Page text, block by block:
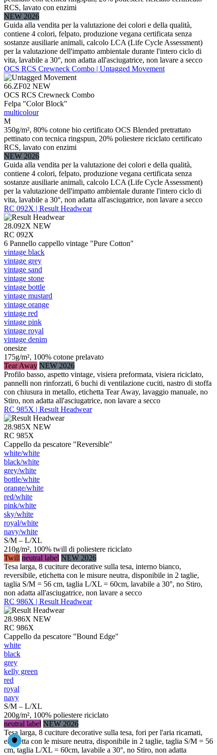
RCS, lavato con enzimi
NEW 2026
Guida alla vendita per la valutazione dei colori e della qualità,
contiene 4 colori, felpato, produzione vegana certificata senza
sostanze ausiliarie animali, calcolo LCA (Life Cycle Assessment)
per la valutazione dell'impatto ambientale durante l'intero ciclo di
vita, lavabile a 30°, non adatta all'asciugatrice, non lavare a secco
OCS RCS Crewneck Combo | Untagged Movement
66.ZF02 NEW
OCS RCS Crewneck Combo
Felpa "Color Block"
multicolour
M
350g/m², 80% cotone bio certificato OCS Blended pretrattato
pettinato con tecnica ringspun, 20% poliestere riciclato certificato
RCS, lavato con enzimi
NEW 2026
Guida alla vendita per la valutazione dei colori e della qualità,
contiene 4 colori, felpato, produzione vegana certificata senza
sostanze ausiliarie animali, calcolo LCA (Life Cycle Assessment)
per la valutazione dell'impatto ambientale durante l'intero ciclo di
vita, lavabile a 30°, non adatta all'asciugatrice, non lavare a secco
RC 092X | Result Headwear
28.092X NEW
RC 092X
6 Pannello cappello vintage "Pure Cotton"
vintage black
vintage grey
vintage sand
vintage stone
vintage bottle
vintage mustard
vintage orange
vintage red
vintage pink
vintage royal
vintage denim
onesize
175g/m², 100% cotone prelavato
Tear Away NEW 2026
Profilo basso, aspetto vintage, visiera preformata, visiera riciclato,
pannelli non rinforzati, 6 buchi di ventilazione cuciti, nastro di stoffa
con chiusura in metallo, etichetta Tear Away, lavaggio manuale, no
Stiro, non adatta all'asciugatrice, non lavare a secco
RC 985X | Result Headwear
28.985X NEW
RC 985X
Cappello da pescatore "Reversible"
white/​white
black/​white
grey/​white
bottle/​white
orange/​white
red/​white
pink/​white
sky/​white
royal/​white
navy/​white
S/M – L/XL
210g/m², 100% twill di poliestere riciclato
Twill neutral label NEW 2026
Tesa larga, 8 cuciture decorative sulla tesa, interno bianco,
reversibile, etichetta con le misure neutra, disponibile in 2 taglie,
taglia S/M = 56 cm, taglia L/XL = 60cm, lavabile a 30°, no Stiro,
non adatta all'asciugatrice, non lavare a secco
RC 986X | Result Headwear
28.986X NEW
RC 986X
Cappello da pescatore "Bound Edge"
white
black
grey
kelly green
red
royal
navy
S/M – L/XL
200g/m², 100% poliestere riciclato
neutral label NEW 2026
Tesa larga, 8 cuciture decorative sulla tesa, fori per l'aria ricamati,
etichetta con le misure neutra, disponibile in 2 taglie, taglia S/M = 56
cm, taglia L/XL = 60cm, lavabile a 30°, no Stiro, non adatta